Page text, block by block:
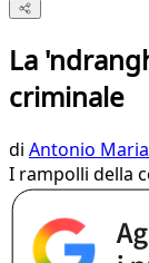
La
criminale
di Antonio
I rampolli della